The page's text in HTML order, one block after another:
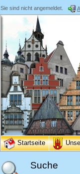
Sie sind nicht angemeldet.
Startseite
Suche